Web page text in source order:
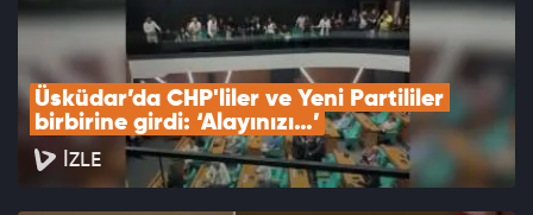
Üsküdar’da CHP'liler ve Yeni Partililer
birbirine girdi: ‘Alayınızı…’
İZLE